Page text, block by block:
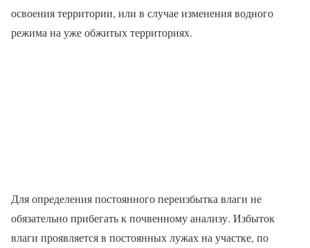
освоения территории, или в случае изменения водного
режима на уже обжитых территориях.
Для определения постоянного переизбытка влаги не
обязательно прибегать к почвенному анализу. Избыток
влаги проявляется в постоянных лужах на участке, по